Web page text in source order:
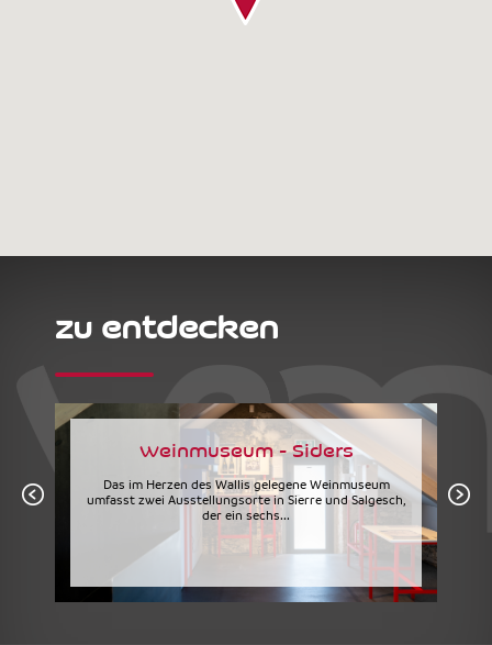
zu entdecken
Weinmuseum - Siders
Das im Herzen des Wallis gelegene Weinmuseum
umfasst zwei Ausstellungsorte in Sierre und Salgesch,
der ein sechs...